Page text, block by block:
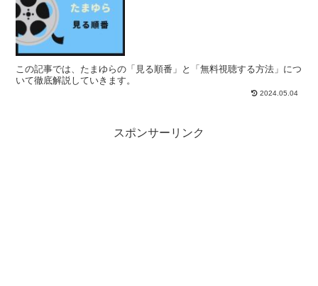
この記事では、たまゆらの「見る順番」と「無料視聴する方法」につ
いて徹底解説していきます。
2024.05.04
スポンサーリンク